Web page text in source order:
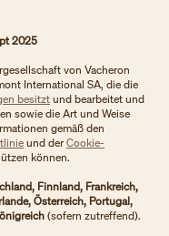
2025
von Vacheron
International SA, die die
besitztund bearbeitet und
sowie die Art und Weise
gemäß den
und derCookie-
können.
Finnland, Frankreich,
Österreich, Portugal,
(sofern zutreffend).